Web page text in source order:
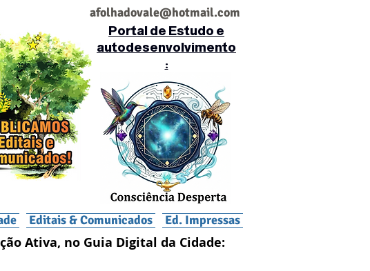
afolhadovale@hotmail.com
Portal de Estudo e
autodesenvolvimento
:
Editais & Comunicados Ed. Impressas
Ativa, no Guia Digital da Cidade: